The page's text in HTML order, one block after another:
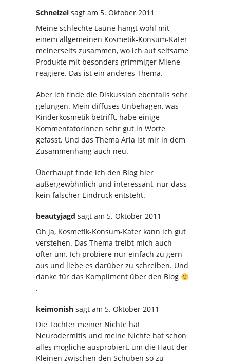
Schneizel sagt am 5. Oktober 2011
Meine schlechte Laune hängt wohl mit
einem allgemeinen Kosmetik-Konsum-Kater
meinerseits zusammen, wo ich auf seltsame
Produkte mit besonders grimmiger Miene
reagiere. Das ist ein anderes Thema.
Aber ich finde die Diskussion ebenfalls sehr
gelungen. Mein diffuses Unbehagen, was
Kinderkosmetik betrifft, habe einige
Kommentatorinnen sehr gut in Worte
gefasst. Und das Thema Arla ist mir in dem
Zusammenhang auch neu.
Überhaupt finde ich den Blog hier
außergewöhnlich und interessant, nur dass
kein falscher Eindruck entsteht.
beautyjagd sagt am 5. Oktober 2011
Oh ja, Kosmetik-Konsum-Kater kann ich gut
verstehen. Das Thema treibt mich auch
öfter um. Ich probiere nur einfach zu gern
aus und liebe es darüber zu schreiben. Und
danke für das Kompliment über den Blog
.
keimonish sagt am 5. Oktober 2011
Die Tochter meiner Nichte hat
Neurodermitis und meine Nichte hat schon
alles mögliche ausprobiert, um die Haut der
Kleinen zwischen den Schüben so zu